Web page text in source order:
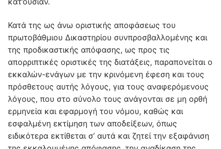
Κατά της ως άνω οριστικής αποφάσεως του
πρωτοβάθμιου Δικαστηρίου συνπροσβαλλομένης και
της προδικαστικής απόφασης, ως προς τις
απορριπτικές οριστικές της διατάξεις, παραπονείται ο
εκκαλών-ενάγων με την κρινόμενη έφεση και τους
πρόσθετους αυτής λόγους, για τους αναφερόμενους
λόγους, που στο σύνολο τους ανάγονται σε μη ορθή
ερμηνεία και εφαρμογή του νόμου, καθώς και
εσφαλμένη εκτίμηση των αποδείξεων, όπως
ειδικότερα εκτίθεται σ’ αυτά και ζητεί την εξαφάνιση